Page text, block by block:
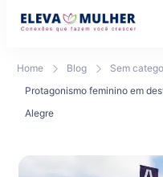
Home Blog
Sem
Protagonismo feminino em
Alegre